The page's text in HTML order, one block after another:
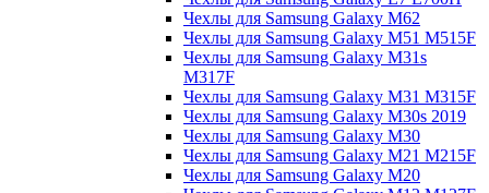
Чехлы для Samsung Galaxy M62
Чехлы для Samsung Galaxy M51 M515F
Чехлы для Samsung Galaxy M31s
M317F
Чехлы для Samsung Galaxy M31 M315F
Чехлы для Samsung Galaxy M30s 2019
Чехлы для Samsung Galaxy M30
Чехлы для Samsung Galaxy M21 M215F
Чехлы для Samsung Galaxy M20